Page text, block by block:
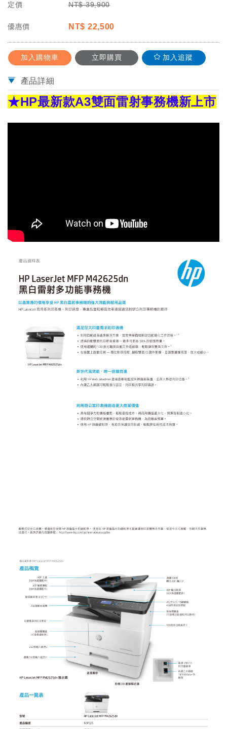
定價 NT$ 39,900
優惠價 NT$ 22,500
加入購物車 立即購買 加入追蹤
產品詳細
★HP最新款A3雙面雷射事務機新上市